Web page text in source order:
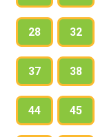
28 32
37 38
44 45